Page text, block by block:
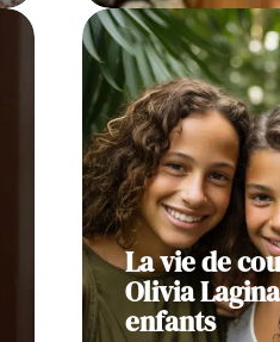
La vie de
Olivia
enfants